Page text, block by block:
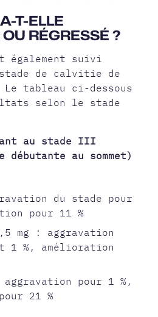
T-ELLE
RÉGRESSÉ ?
également suivi
de calvitie de
tableau ci-dessous
selon le stade
au stade III
au sommet)
du stade pour
pour 11 %
mg : aggravation
1 %, amélioration
pour 1 %,
21 %